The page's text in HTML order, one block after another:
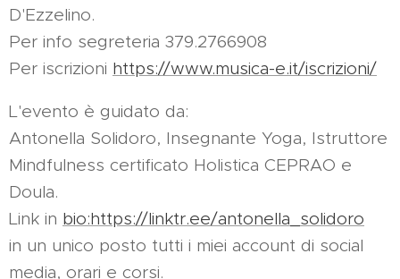
D'Ezzelino.
Per info segreteria 379.2766908
Per iscrizioni https://www.musica-e.it/iscrizioni/
L'evento è guidato da:
Antonella Solidoro, Insegnante Yoga, Istruttore
Mindfulness certificato Holistica CEPRAO e
Doula.
Link in bio:https://linktr.ee/antonella_solidoro
in un unico posto tutti i miei account di social
media, orari e corsi.